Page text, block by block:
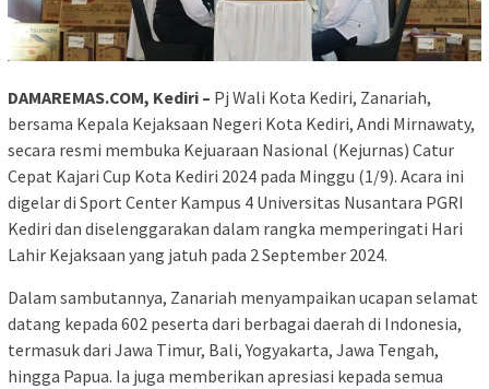
DAMAREMAS.COM, Kediri – Pj Wali Kota Kediri, Zanariah,
bersama Kepala Kejaksaan Negeri Kota Kediri, Andi Mirnawaty,
secara resmi membuka Kejuaraan Nasional (Kejurnas) Catur
Cepat Kajari Cup Kota Kediri 2024 pada Minggu (1/9). Acara ini
digelar di Sport Center Kampus 4 Universitas Nusantara PGRI
Kediri dan diselenggarakan dalam rangka memperingati Hari
Lahir Kejaksaan yang jatuh pada 2 September 2024.
Dalam sambutannya, Zanariah menyampaikan ucapan selamat
datang kepada 602 peserta dari berbagai daerah di Indonesia,
termasuk dari Jawa Timur, Bali, Yogyakarta, Jawa Tengah,
hingga Papua. Ia juga memberikan apresiasi kepada semua